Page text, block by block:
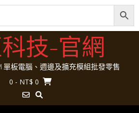
技-官網
PI 單板電腦、週邊及擴充模組批發零售
0 - NT$ 0